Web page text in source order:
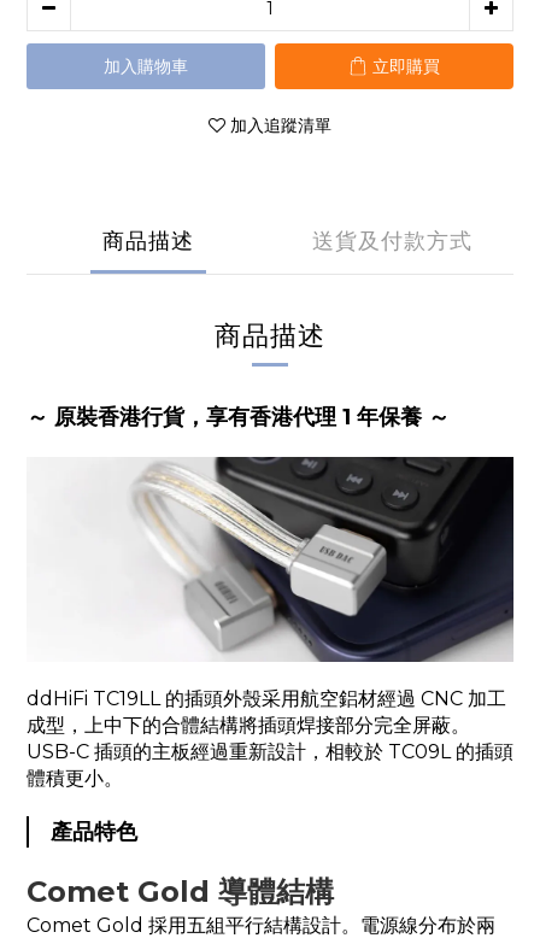
加入購物車 立即購買
加入追蹤清單
商品描述 送貨及付款方式
商品描述
～ 原裝香港行貨，享有香港代理 1 年保養 ～
ddHiFi TC19LL 的插頭外殼采用航空鋁材經過 CNC 加工
成型，上中下的合體結構將插頭焊接部分完全屏蔽。
USB-C 插頭的主板經過重新設計，相較於 TC09L 的插頭
體積更小。
產品特色
Comet Gold 導體結構
Comet Gold 採用五組平行結構設計。電源線分布於兩